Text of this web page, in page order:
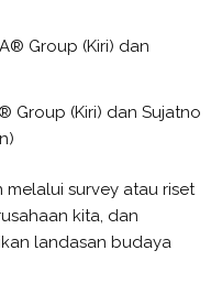
Group (Kiri) dan Sujatno
survey atau riset
kita, dan
landasan budaya